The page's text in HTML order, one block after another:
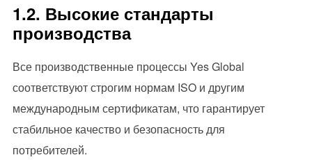
1.2. Высокие стандарты
производства
Все производственные процессы Yes Global
соответствуют строгим нормам ISO и другим
международным сертификатам, что гарантирует
стабильное качество и безопасность для
потребителей.